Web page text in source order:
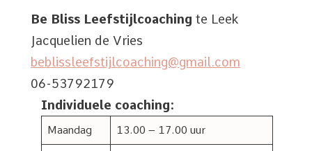
Be Bliss Leefstijlcoaching te Leek
Jacquelien de Vries
beblissleefstijlcoaching@gmail.com
06-53792179
Individuele coaching:
Maandag 13.00 – 17.00 uur